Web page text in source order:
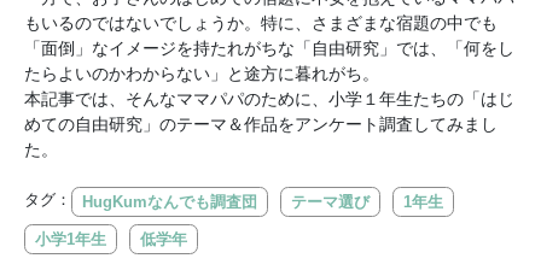
もいるのではないでしょうか。特に、さまざまな宿題の中でも
「面倒」なイメージを持たれがちな「自由研究」では、「何をし
たらよいのかわからない」と途方に暮れがち。
本記事では、そんなママパパのために、小学１年生たちの「はじ
めての自由研究」のテーマ＆作品をアンケート調査してみまし
た。
タグ： HugKumなんでも調査団 テーマ選び 1年生
小学1年生 低学年